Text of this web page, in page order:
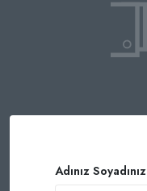
Adınız Soyadınız